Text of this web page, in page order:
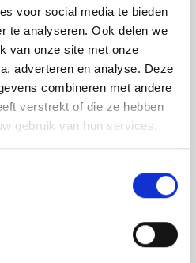
voor social media te bieden
te analyseren. Ook delen we
van onze site met onze
adverteren en analyse. Deze
combineren met andere
verstrekt of die ze hebben
gebruik van hun services.